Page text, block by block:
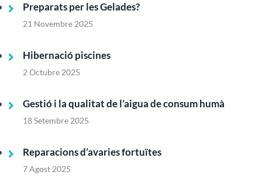
Preparats per les Gelades?
21 Novembre 2025
Hibernació piscines
2 Octubre 2025
Gestió i la qualitat de l’aigua de consum humà
18 Setembre 2025
Reparacions d’avaries fortuïtes
7 Agost 2025